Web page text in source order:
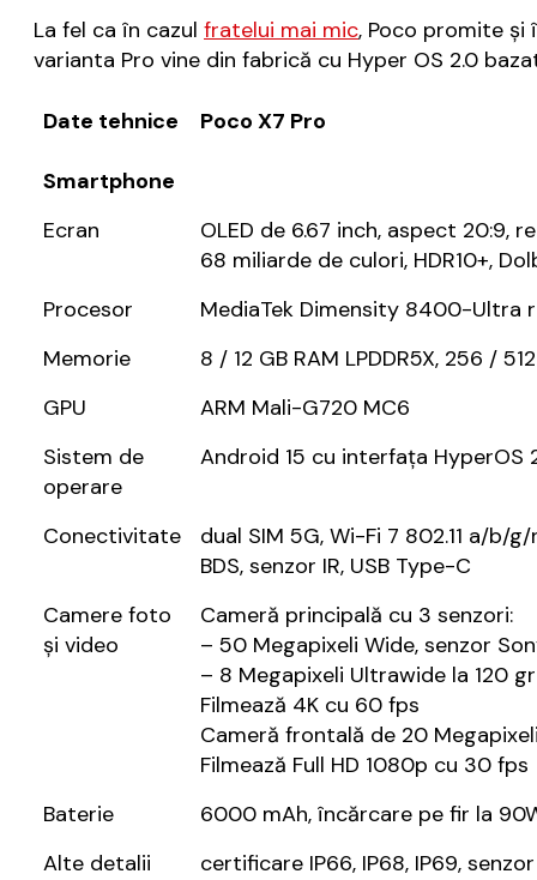
La fel ca în cazul fratelui mai mic, Poco promite şi
varianta Pro vine din fabrică cu Hyper OS 2.0
Date tehnice
Smartphone
Poco X7 Pro
Ecran
OLED de 6.67 inch, aspect 20:9,
68 miliarde de culori, HDR10+,
Procesor
MediaTek Dimensity 8400-Ultra
Memorie
8 / 12 GB RAM LPDDR5X, 256 /
GPU
ARM Mali-G720 MC6
Sistem de
operare
Android 15 cu interfața HyperOS
Conectivitate
dual SIM 5G, Wi-Fi 7 802.11 a/b/
BDS, senzor IR, USB Type-C
Camere foto
și video
Cameră principală cu 3 senzori:
– 50 Megapixeli Wide, senzor
– 8 Megapixeli Ultrawide la 120
Filmează 4K cu 60 fps
Cameră frontală de 20
Filmează Full HD 1080p cu 30 fps
Baterie
6000 mAh, încărcare pe fir la
Alte detalii
certificare IP66, IP68, IP69,